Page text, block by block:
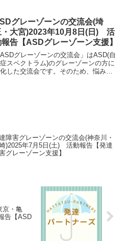
ンの方にとっては数少ない支援の場
ても期待される会となっています。
グレーゾーンの交流会(埼
・大宮)2023年10月8日(日) 活
告【ASDグレーゾーン支援】
ASDグレーゾーンの交流会」はASD(自
スペクトラム)のグレーゾーンの方に
した交流会です。そのため、悩み事
障害グレーゾーンの交流会(神奈川・
)2025年7月5日(土) 活動報告【発達
グレーゾーン支援】
京・亀
告【ASD